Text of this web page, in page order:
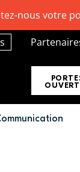
nous votre